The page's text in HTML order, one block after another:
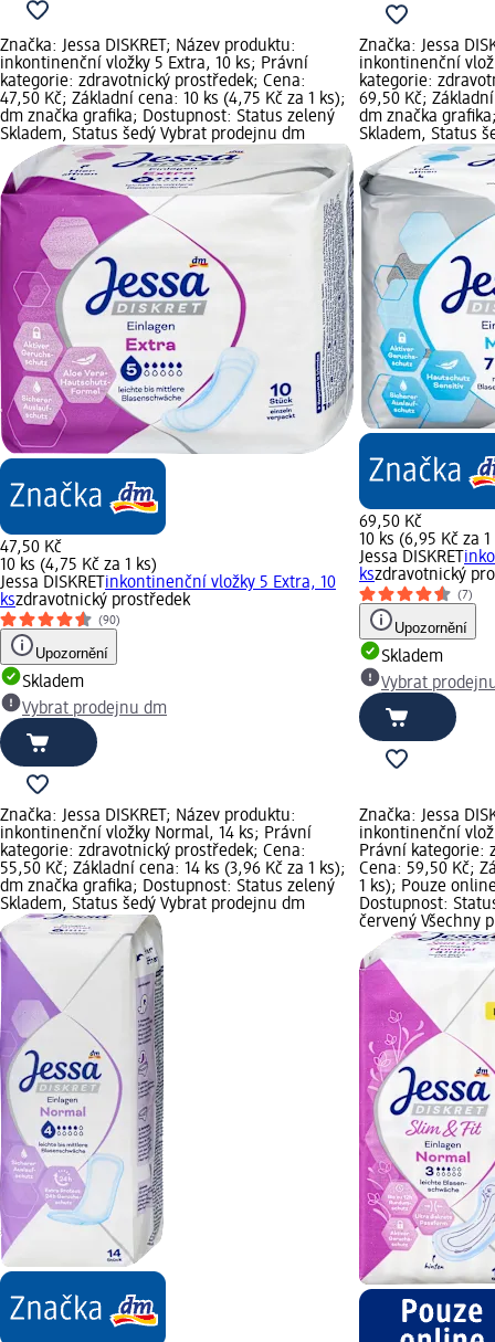
Značka: Jessa DISKRET; Název produktu:
inkontinenční vložky 5 Extra, 10 ks; Právní
kategorie: zdravotnický prostředek; Cena:
47,50 Kč; Základní cena: 10 ks (4,75 Kč za 1 ks);
dm značka grafika; Dostupnost: Status zelený
Skladem, Status šedý Vybrat prodejnu dm
47,50 Kč
10 ks (4,75 Kč za 1 ks)
Jessa DISKRET inkontinenční vložky 5 Extra, 10
kszdravotnický prostředek
(90)
Upozornění
Skladem
Vybrat prodejnu dm
Značka: Jessa
inkontinenční
kategorie:
69,50 Kč;
dm značka
Skladem, Status
69,50 Kč
10 ks (6,95 Kč za 1
Jessa DISKRET
kszdravotnický
(7)
Upozornění
Skladem
Vybrat
Značka: Jessa DISKRET; Název produktu:
inkontinenční vložky Normal, 14 ks; Právní
kategorie: zdravotnický prostředek; Cena:
55,50 Kč; Základní cena: 14 ks (3,96 Kč za 1 ks);
dm značka grafika; Dostupnost: Status zelený
Skladem, Status šedý Vybrat prodejnu dm
Značka: Jessa
inkontinenční
Právní kategorie:
Cena: 59,50 Kč;
1 ks); Pouze
Dostupnost:
červený Všechny